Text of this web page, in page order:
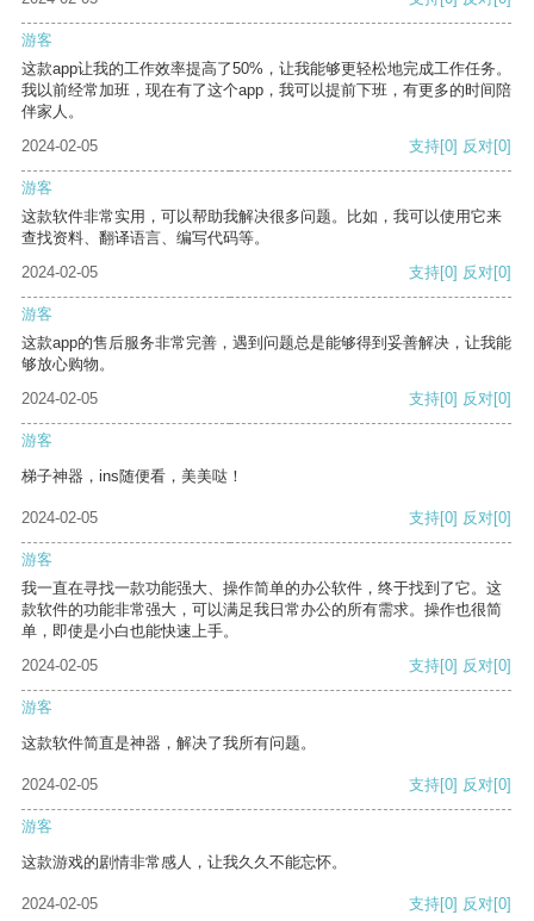
游客
这款app让我的工作效率提高了50%，让我能够更轻松地完成工作任务。
我以前经常加班，现在有了这个app，我可以提前下班，有更多的时间陪
伴家人。
2024-02-05
支持[0] 反对[0]
游客
这款软件非常实用，可以帮助我解决很多问题。比如，我可以使用它来
查找资料、翻译语言、编写代码等。
2024-02-05
支持[0] 反对[0]
游客
这款app的售后服务非常完善，遇到问题总是能够得到妥善解决，让我能
够放心购物。
2024-02-05
支持[0] 反对[0]
游客
梯子神器，ins随便看，美美哒！
2024-02-05 支持[0] 反对[0]
游客
我一直在寻找一款功能强大、操作简单的办公软件，终于找到了它。这
款软件的功能非常强大，可以满足我日常办公的所有需求。操作也很简
单，即使是小白也能快速上手。
2024-02-05
支持[0] 反对[0]
游客
这款软件简直是神器，解决了我所有问题。
2024-02-05 支持[0] 反对[0]
游客
这款游戏的剧情非常感人，让我久久不能忘怀。
2024-02-05 支持[0] 反对[0]